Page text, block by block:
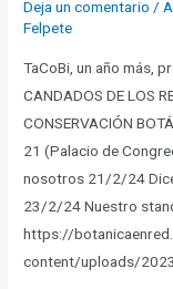
Deja un comentario /
Felpete
TaCoBi, un año más,
CANDADOS DE LOS
CONSERVACIÓN
21 (Palacio de
nosotros 21/2/24
23/2/24 Nuestro
https://
content/uploads/